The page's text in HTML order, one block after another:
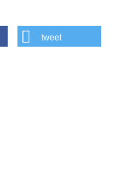
tweet